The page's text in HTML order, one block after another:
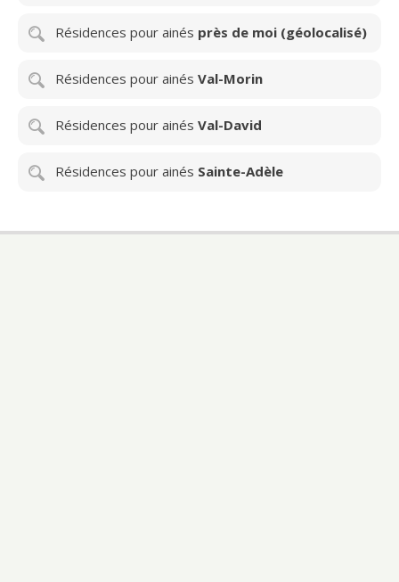
Résidences pour ainés près de moi (géolocalisé)
Résidences pour ainés Val-Morin
Résidences pour ainés Val-David
Résidences pour ainés Sainte-Adèle